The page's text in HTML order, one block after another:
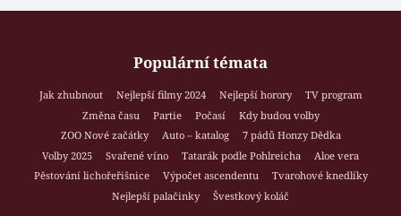
Populární témata
Jak zhubnout Nejlepší filmy 2024 Nejlepší horory
TV program
Změna času
Partie Počasí
Kdy budou volby
ZOO Nové začátky
Auto – katalog
7 pádů Honzy Dědka
Volby 2025
Svařené víno Tatarák podle Pohlreicha
Aloe vera
Pěstování lichořeřišnice
Výpočet ascendentu
Tvarohové knedlíky
Nejlepší palačinky
Švestkový koláč